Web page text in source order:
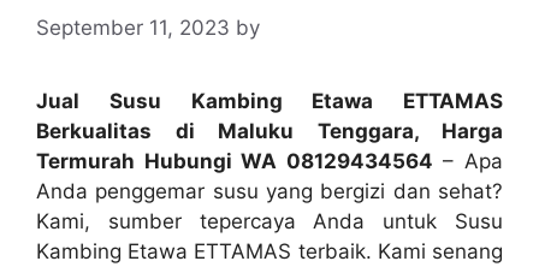
September 11, 2023 by
Jual Susu Kambing Etawa ETTAMAS
Berkualitas di Maluku Tenggara, Harga
Termurah Hubungi WA 08129434564 – Apa
Anda penggemar susu yang bergizi dan sehat?
Kami, sumber tepercaya Anda untuk Susu
Kambing Etawa ETTAMAS terbaik. Kami senang